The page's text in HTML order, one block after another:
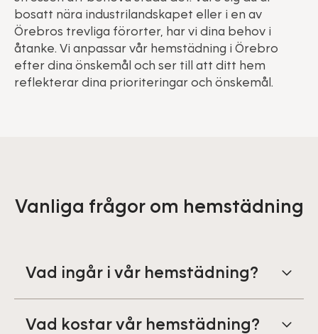
bosatt nära industrilandskapet eller i en av
Örebros trevliga förorter, har vi dina behov i
åtanke. Vi anpassar vår hemstädning i Örebro
efter dina önskemål och ser till att ditt hem
reflekterar dina prioriteringar och önskemål.
Vanliga frågor om hemstädning
Vad ingår i vår hemstädning?
Vad kostar vår hemstädning?